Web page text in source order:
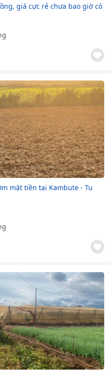
giá cực rẻ chưa bao giờ có
mặt tiền tại Kambute - Tu